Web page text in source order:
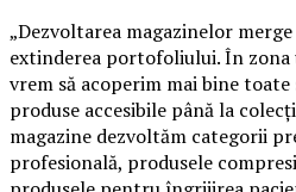
„Dezvoltarea magazinelor
extinderea portofoliului. În
vrem să acoperim mai bine
produse accesibile până la
magazine dezvoltăm categorii
profesională, produsele